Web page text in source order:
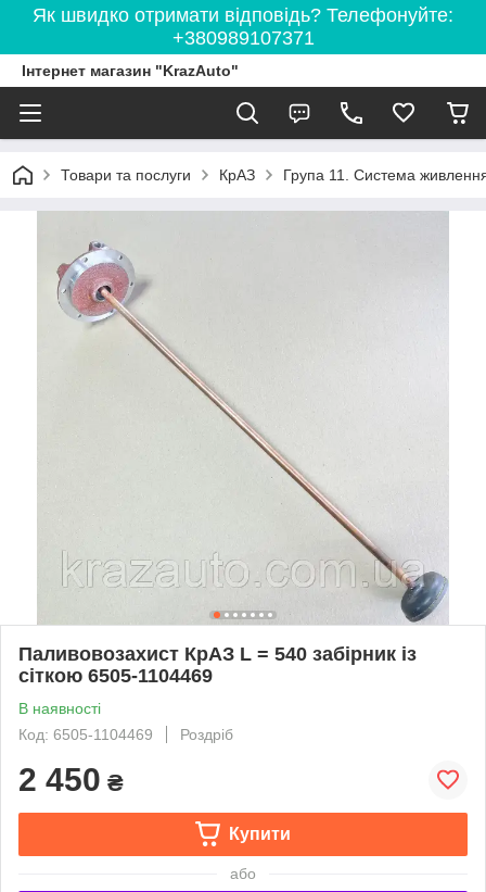
Як швидко отримати відповідь? Телефонуйте:
+380989107371
Інтернет магазин "KrazAuto"
Товари та послуги КрАЗ Група 11. Система
Паливовозахист КрАЗ L = 540 забірник із
сіткою 6505-1104469
В наявності
Код: 6505-1104469
Роздріб
2 450 ₴
Купити
або